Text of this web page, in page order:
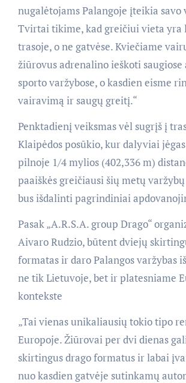
nugalėtojams Palangoje įteikia savo
Tvirtai tikime, kad greičiui vieta yra
trasoje, o ne gatvėse. Kviečiame
žiūrovus adrenalino ieškoti
sporto varžybose, o kasdien eisme
vairavimą ir saugų greitį.“
Penktadienį veiksmas vėl sugrįš į
Klaipėdos posūkio, kur dalyviai
pilnoje 1/4 mylios (402,336 m)
paaiškės greičiausi šių metų
bus išdalinti pagrindiniai
Pasak „A.R.S.A. group Drago“
Aivaro Rudzio, būtent dviejų
formatas ir daro Palangos varžybas
ne tik Lietuvoje, bet ir platesniame
kontekste
„Tai vienas unikaliausių tokio tipo
Europoje. Žiūrovai per dvi dienas
skirtingus drago formatus ir labai
nuo kasdien gatvėje sutinkamų